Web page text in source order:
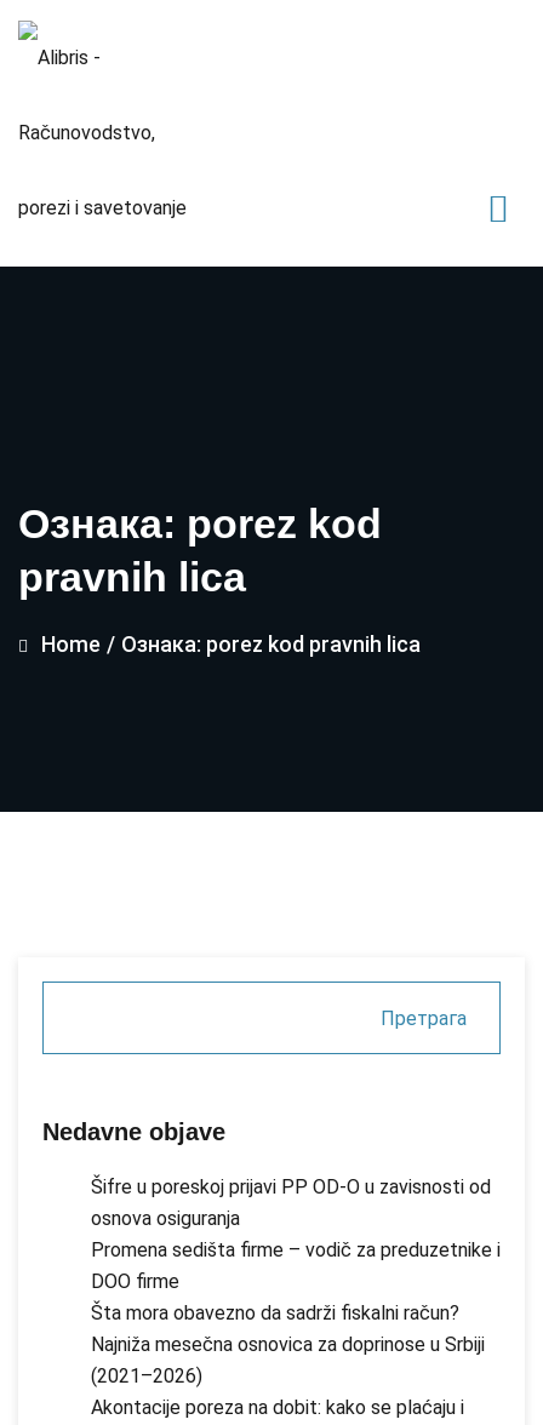
Ознака: porez kod
pravnih lica
Home / Ознака: porez kod pravnih lica
Претрага
Nedavne objave
Šifre u poreskoj prijavi PP OD-O u zavisnosti od
osnova osiguranja
Promena sedišta firme – vodič za preduzetnike i
DOO firme
Šta mora obavezno da sadrži fiskalni račun?
Najniža mesečna osnovica za doprinose u Srbiji
(2021–2026)
Akontacije poreza na dobit: kako se plaćaju i